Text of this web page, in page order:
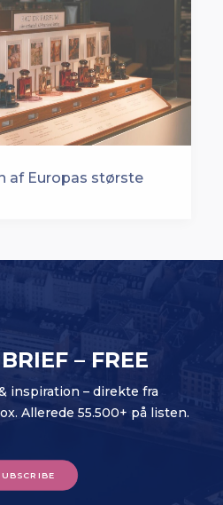
– FREE
inspiration – direkte fra
Allerede 55.500+ på listen.